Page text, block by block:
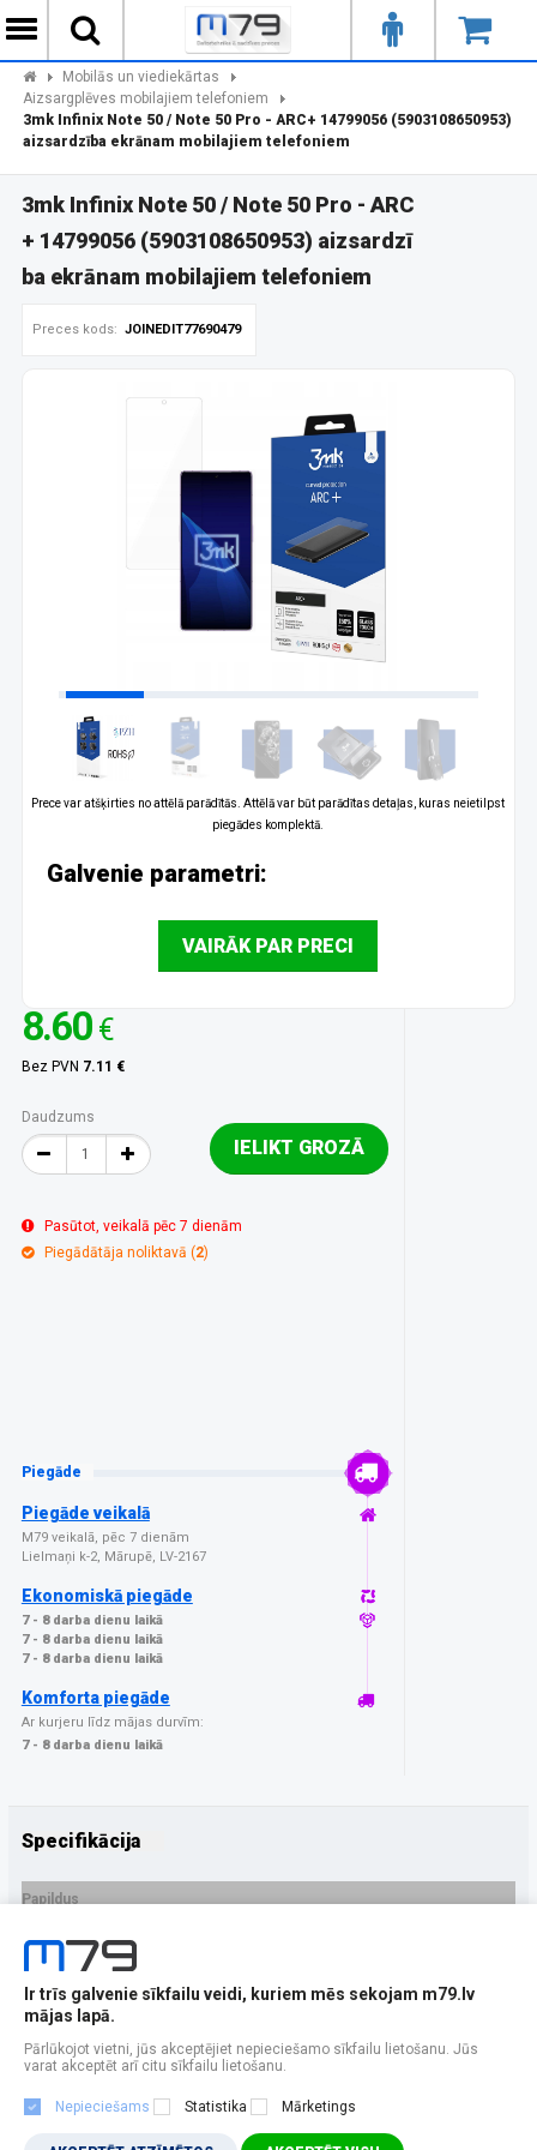
Mobilās un viediekārtas
Aizsargplēves mobilajiem telefoniem
3mk Infinix Note 50 / Note 50 Pro - ARC+ 14799056 (5903108650953)
aizsardzība ekrānam mobilajiem telefoniem
3mk Infinix Note 50 / Note 50 Pro - ARC
+ 14799056 (5903108650953) aizsardzī
ba ekrānam mobilajiem telefoniem
Preces kods: JOINEDIT77690479
Prece var atšķirties no attēlā parādītās. Attēlā var būt parādītas detaļas, kuras neietilpst
piegādes komplektā.
Galvenie parametri:
VAIRĀK PAR PRECI
8.60 €
Bez PVN 7.11 €
Daudzums
IELIKT GROZĀ
Pasūtot, veikalā pēc 7 dienām
Piegādātāja noliktavā (2)
Piegāde
Piegāde veikalā
M79 veikalā, pēc 7 dienām
Lielmaņi k-2, Mārupē, LV-2167
Ekonomiskā piegāde
7 - 8 darba dienu laikā
7 - 8 darba dienu laikā
7 - 8 darba dienu laikā
Komforta piegāde
Ar kurjeru līdz mājas durvīm:
7 - 8 darba dienu laikā
Specifikācija
Papildus
Ražotājs
PRECES APRAKSTS
EAN - 5903108650953
Ir trīs galvenie sīkfailu veidi, kuriem mēs sekojam m79.lv
mājas lapā.
Pārlūkojot vietni, jūs akceptējiet nepieciešamo sīkfailu lietošanu. Jūs
varat akceptēt arī citu sīkfailu lietošanu.
Nepieciešams Statistika Mārketings